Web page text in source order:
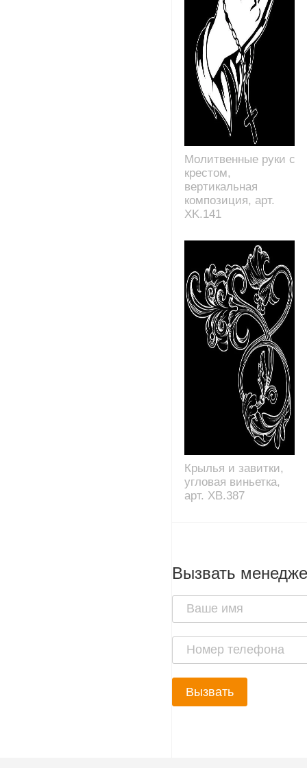
Молитвенные руки с
крестом,
вертикальная
композиция, арт.
XK.141
Крылья и завитки,
угловая виньетка,
арт. XB.387
Вызвать
Вызвать